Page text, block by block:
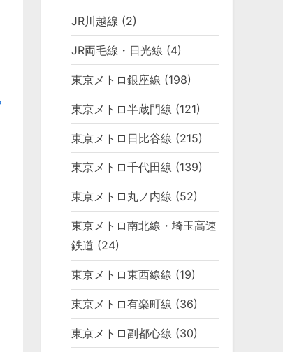
JR川越線 (2)
JR両毛線・日光線 (4)
東京メトロ銀座線 (198)
東京メトロ半蔵門線 (121)
東京メトロ日比谷線 (215)
東京メトロ千代田線 (139)
東京メトロ丸ノ内線 (52)
東京メトロ南北線・埼玉高速
鉄道 (24)
東京メトロ東西線線 (19)
東京メトロ有楽町線 (36)
東京メトロ副都心線 (30)